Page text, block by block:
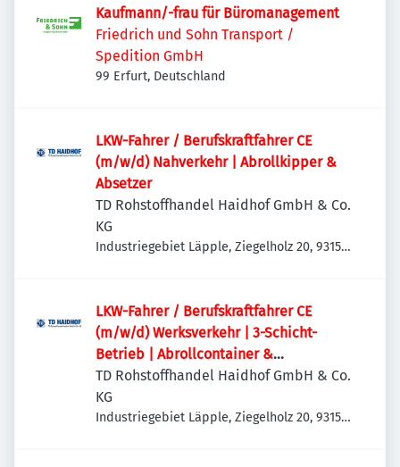
Kaufmann/-frau für Büromanagement
Friedrich und Sohn Transport /
Spedition GmbH
99 Erfurt, Deutschland
LKW-Fahrer / Berufskraftfahrer CE
(m/w/d) Nahverkehr | Abrollkipper &
Absetzer
TD Rohstoffhandel Haidhof GmbH & Co.
KG
Industriegebiet Läpple, Ziegelholz 20, 93158
LKW-Fahrer / Berufskraftfahrer CE
(m/w/d) Werksverkehr | 3-Schicht-
Betrieb | Abrollcontainer &
Absetzmulden
TD Rohstoffhandel Haidhof GmbH & Co.
KG
Industriegebiet Läpple, Ziegelholz 20, 93158